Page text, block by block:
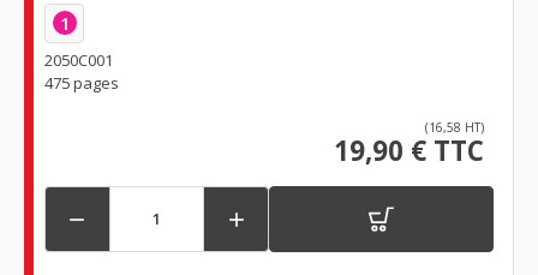
1
2050C001
475 pages
(16,58 HT)
19,90 € TTC
 